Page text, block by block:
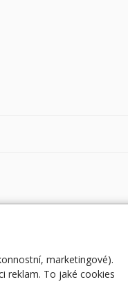
marketingové).
reklam. To jaké cookies